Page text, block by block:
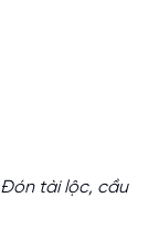
tài lộc, cầu